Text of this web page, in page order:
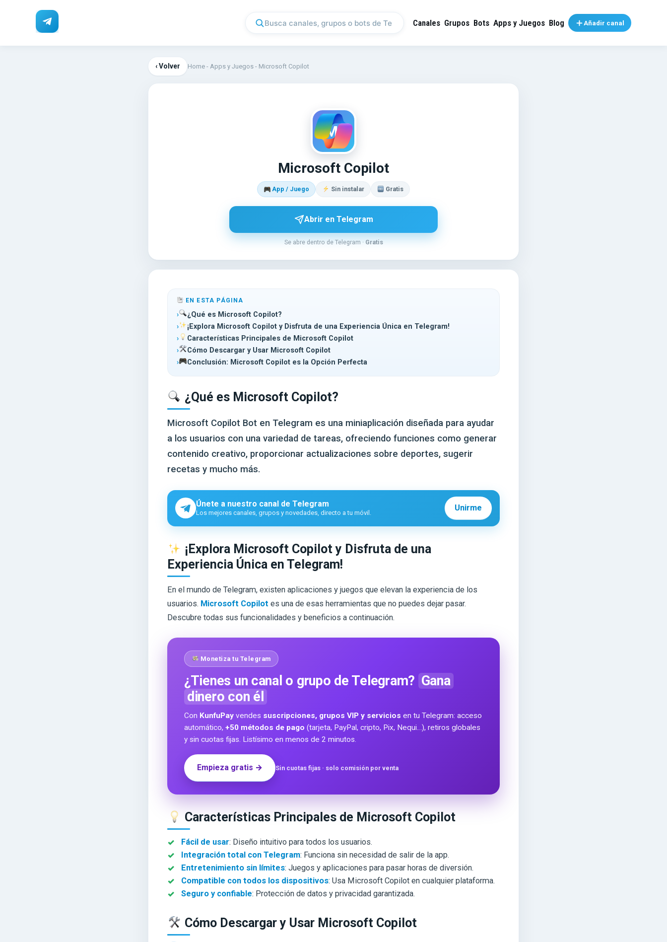
Canales Grupos Bots Apps y Juegos Blog Añadir canal
‹ Volver Home - Apps y Juegos - Microsoft Copilot
MI
Microsoft Copilot
App / Juego Sin instalar Gratis
Abrir en Telegram
Se abre dentro de Telegram · Gratis
EN ESTA PÁGINA
¿Qué es Microsoft Copilot?
¡Explora Microsoft Copilot y Disfruta de una Experiencia Única en Telegram!
Características Principales de Microsoft Copilot
Cómo Descargar y Usar Microsoft Copilot
Conclusión: Microsoft Copilot es la Opción Perfecta
¿Qué es Microsoft Copilot?
Microsoft Copilot Bot en Telegram es una miniaplicación diseñada para ayudar
a los usuarios con una variedad de tareas, ofreciendo funciones como generar
contenido creativo, proporcionar actualizaciones sobre deportes, sugerir
recetas y mucho más.
Únete a nuestro canal de Telegram
Los mejores canales, grupos y novedades, directo a tu móvil.
Unirme
¡Explora Microsoft Copilot y Disfruta de una
Experiencia Única en Telegram!
En el mundo de Telegram, existen aplicaciones y juegos que elevan la experiencia de los
usuarios. Microsoft Copilot es una de esas herramientas que no puedes dejar pasar.
Descubre todas sus funcionalidades y beneficios a continuación.
Monetiza tu Telegram
¿Tienes un canal o grupo de Telegram? Gana
dinero con él
Con KunfuPay vendes suscripciones, grupos VIP y servicios en tu Telegram: acceso
automático, +50 métodos de pago (tarjeta, PayPal, cripto, Pix, Nequi…), retiros globales
y sin cuotas fijas. Listísimo en menos de 2 minutos.
Empieza gratis → Sin cuotas fijas · solo comisión por venta
Características Principales de Microsoft Copilot
Fácil de usar: Diseño intuitivo para todos los usuarios.
Integración total con Telegram: Funciona sin necesidad de salir de la app.
Entretenimiento sin límites: Juegos y aplicaciones para pasar horas de diversión.
Compatible con todos los dispositivos: Usa Microsoft Copilot en cualquier plataforma.
Seguro y confiable: Protección de datos y privacidad garantizada.
Cómo Descargar y Usar Microsoft Copilot